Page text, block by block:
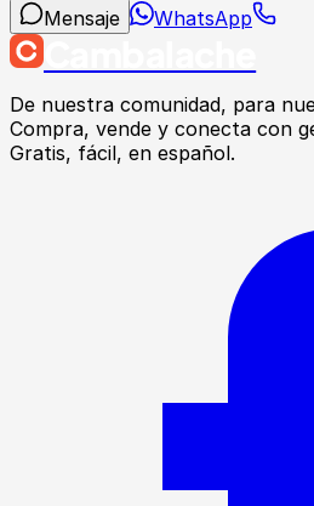
Mensaje
WhatsApp
De nuestra comunidad, para
Compra, vende y conecta con
Gratis, fácil, en español.